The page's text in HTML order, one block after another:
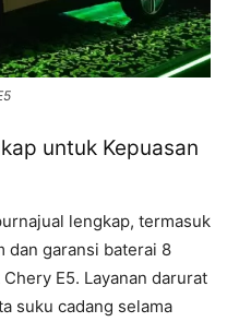
untuk Kepuasan
lengkap, termasuk
dan garansi baterai 8
E5. Layanan darurat
suku cadang selama